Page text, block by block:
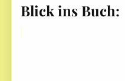
Blick ins Buch: